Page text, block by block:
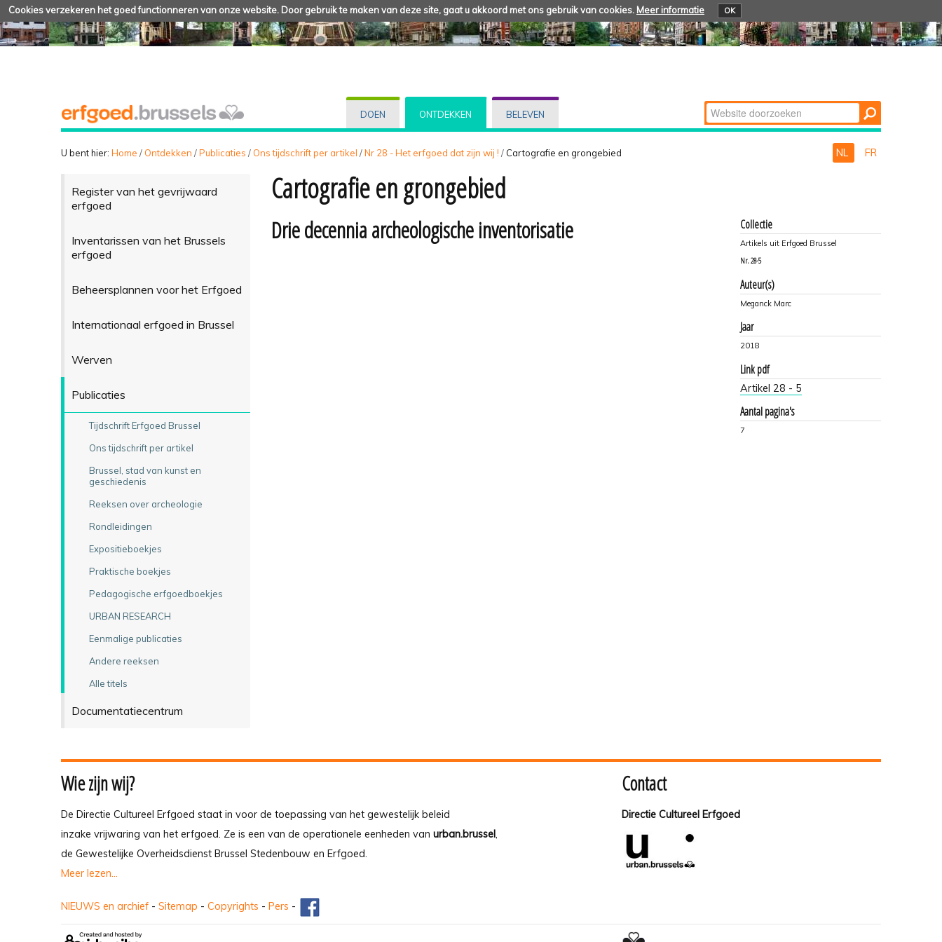
Cookies verzekeren het goed functionneren van onze website. Door gebruik te maken van deze site, gaat u akkoord met ons gebruik van cookies. Meer informatie OK
DOEN ONTDEKKEN BELEVEN Zoek
Geavanceerd
U bent hier: Home / Ontdekken /Publicaties / Ons tijdschrift per artikel /Nr 28 - Het erfgoed dat zijn wij ! / Cartografie en grongebied NL FR
Register van het gevrijwaard
erfgoed
Inventarissen van het Brussels
erfgoed
Beheersplannen voor het Erfgoed
Internationaal erfgoed in Brussel
Werven
Publicaties
Tijdschrift Erfgoed Brussel
Ons tijdschrift per artikel
Brussel, stad van kunst en
geschiedenis
Reeksen over archeologie
Rondleidingen
Expositieboekjes
Praktische boekjes
Pedagogische erfgoedboekjes
URBAN RESEARCH
Eenmalige publicaties
Andere reeksen
Alle titels
Documentatiecentrum
Cartografie en grongebied
Drie decennia archeologische inventorisatie Collectie
Artikels uit Erfgoed Brussel
Nr. 28-5
Auteur(s)
Meganck Marc
Jaar
2018
Link pdf
Artikel 28 - 5
Aantal pagina's
7
Wie zijn wij?
De Directie Cultureel Erfgoed staat in voor de toepassing van het gewestelijk beleid
inzake vrijwaring van het erfgoed. Ze is een van de operationele eenheden van urban.brussel,
de Gewestelijke Overheidsdienst Brussel Stedenbouw en Erfgoed.
Meer lezen...
Contact
Directie Cultureel Erfgoed
NIEUWS en archief - Sitemap - Copyrights - Pers -